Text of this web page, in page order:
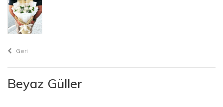
Geri
Beyaz Güller